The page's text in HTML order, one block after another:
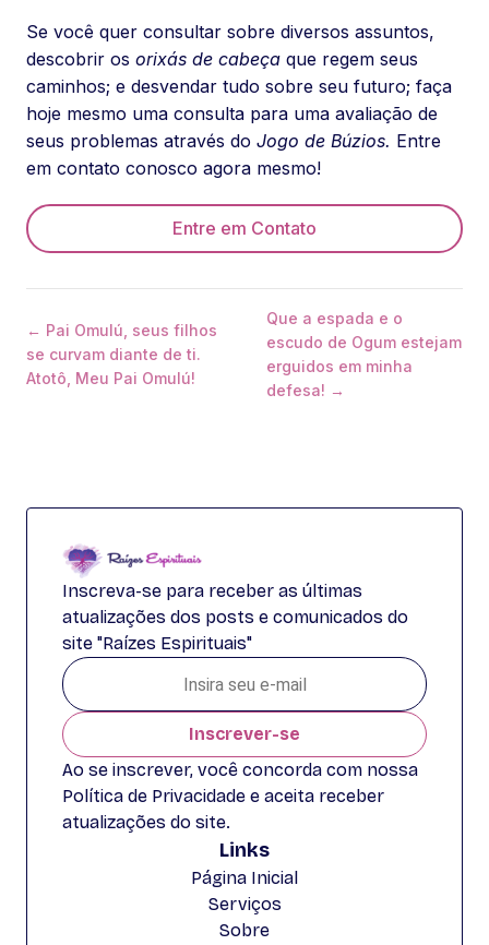
Se você quer consultar sobre diversos assuntos,
descobrir os orixás de cabeça que regem seus
caminhos; e desvendar tudo sobre seu futuro; faça
hoje mesmo uma consulta para uma avaliação de
seus problemas através do Jogo de Búzios. Entre
em contato conosco agora mesmo!
Entre em Contato
← Pai Omulú, seus filhos
se curvam diante de ti.
Atotô, Meu Pai Omulú!
Que a espada e o
escudo de Ogum estejam
erguidos em minha
defesa! →
Inscreva-se para receber as últimas
atualizações dos posts e comunicados do
site "Raízes Espirituais"
Inscrever-se
Ao se inscrever, você concorda com nossa
Política de Privacidade e aceita receber
atualizações do site.
Links
Página Inicial
Serviços
Sobre